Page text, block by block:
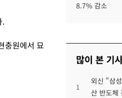
.
충원에서 묘
8.7% 감소
많이 본 기
1
외신 "삼
산 반도체